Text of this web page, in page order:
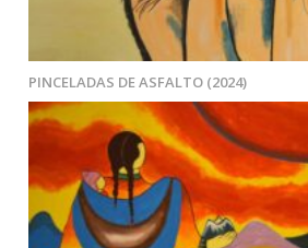
PINCELADAS DE ASFALTO (2024)